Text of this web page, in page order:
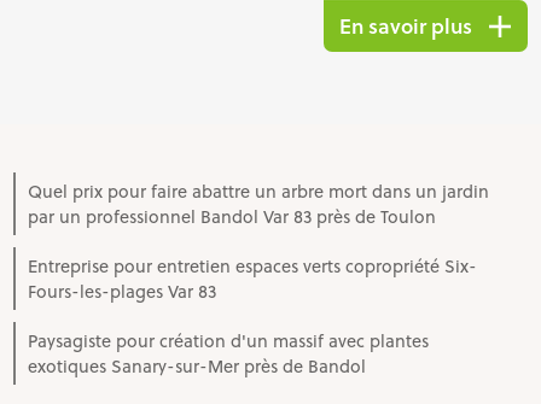
En savoir plus
Quel prix pour faire abattre un arbre mort dans un jardin
par un professionnel Bandol Var 83 près de Toulon
Entreprise pour entretien espaces verts copropriété Six-
Fours-les-plages Var 83
Paysagiste pour création d'un massif avec plantes
exotiques Sanary-sur-Mer près de Bandol